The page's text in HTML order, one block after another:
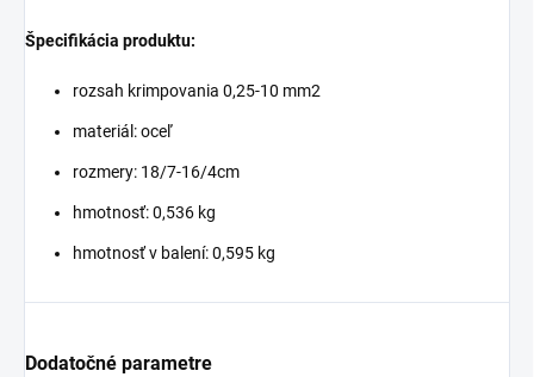
Špecifikácia produktu:
rozsah krimpovania 0,25-10 mm2
materiál: oceľ
rozmery: 18/7-16/4cm
hmotnosť: 0,536 kg
hmotnosť v balení: 0,595 kg
Dodatočné parametre